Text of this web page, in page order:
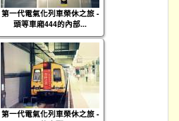
第一代電氣化列車榮休之旅 -
頭等車廂444的內部...
第一代電氣化列車榮休之旅 -